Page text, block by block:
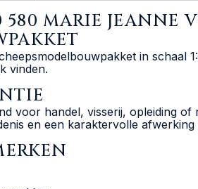
580 MARIE JEANNE
in schaal
vinden.
voor handel, visserij, opleiding
en een karaktervolle